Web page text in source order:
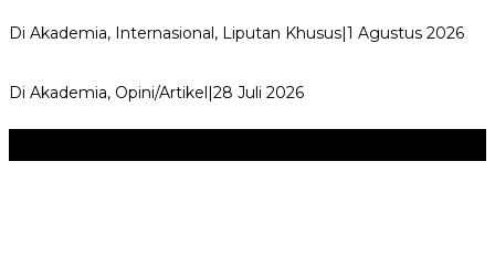
Di Akademia, Internasional, Liputan Khusus|1 Agustus 2026
Di Akademia, Opini/Artikel|28 Juli 2026